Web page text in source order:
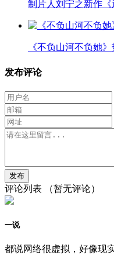
制片人刘宁之新作
《不负山河不负她
发布评论
评论列表 （暂无评论）
一说
都说网络很虚拟，好像现